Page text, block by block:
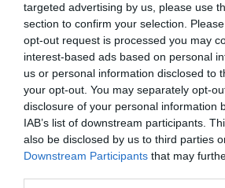
targeted advertising by us, please use
section to confirm your selection.
opt-out request is processed you may
interest-based ads based on personal
us or personal information disclosed to
your opt-out. You may separately opt-
disclosure of your personal information
IAB’s list of downstream participants.
also be disclosed by us to third parties
Downstream Participants that may
cenzúráztak, ma már
tovább. Azonban ez nem
a múlt században a
a politikai hatalmak gyakran…
OLÁH-BEBESI BORBÁLA